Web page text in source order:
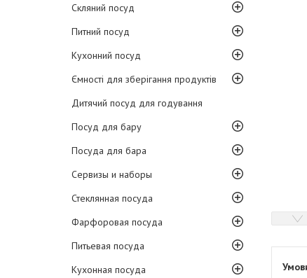
Скляний посуд
Питний посуд
Кухонний посуд
Ємності для зберігання продуктів
Дитячий посуд для годування
Посуд для бару
Посуда для бара
Сервизы и наборы
Стеклянная посуда
Фарфоровая посуда
Питьевая посуда
Кухонная посуда